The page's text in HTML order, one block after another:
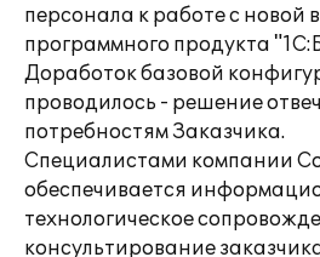
персонала к работе с новой
программного продукта
Доработок базовой
проводилось - решение
потребностям Заказчика.
Специалистами компании
обеспечивается
технологическое
консультирование